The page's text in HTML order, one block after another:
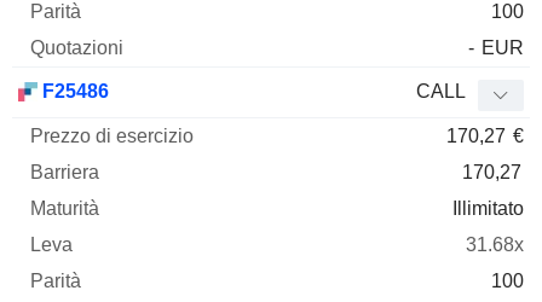
100
- EUR
F25486 CALL
170,27 €
170,27
Illimitato
31.68x
100